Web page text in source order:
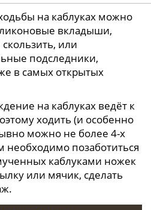
на каблуках можно
вкладыши,
или
подследники,
в самых открытых
на каблуках ведёт к
ходить (и особенно
можно не более 4-х
необходимо позаботиться
каблуками ножек
или мячик, сделать